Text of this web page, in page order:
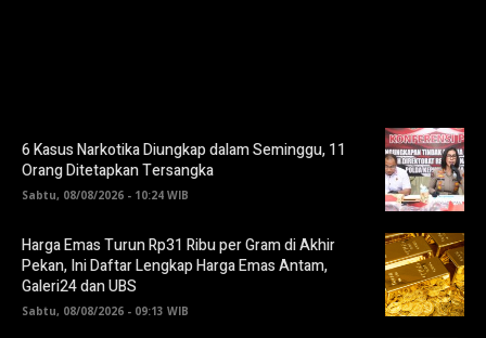
6 Kasus Narkotika Diungkap dalam Seminggu, 11
Orang Ditetapkan Tersangka
Sabtu, 08/08/2026 - 10:24 WIB
Harga Emas Turun Rp31 Ribu per Gram di Akhir
Pekan, Ini Daftar Lengkap Harga Emas Antam,
Galeri24 dan UBS
Sabtu, 08/08/2026 - 09:13 WIB